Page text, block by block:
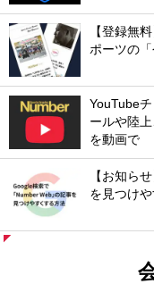
【登録無
ポーツの
YouTube
ールや陸
を動画で
【お知ら
を見つけ